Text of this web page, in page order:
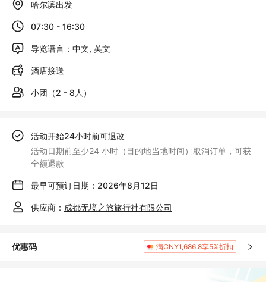
哈尔滨出发
07:30 - 16:30
导览语言：中文, 英文
酒店接送
小团（2 - 8人）
活动开始24小时前可退改
活动日期前至少24 小时（目的地当地时间）取消订单，可获
全额退款
最早可预订日期：2026年8月12日
供应商： 成都无境之旅旅行社有限公司
优惠码 满CNY1,686.8享5%折扣